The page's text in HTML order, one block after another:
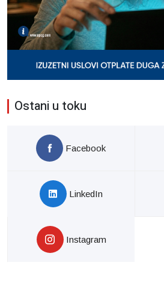
Ostani u toku
Facebook
LinkedIn
Instagram